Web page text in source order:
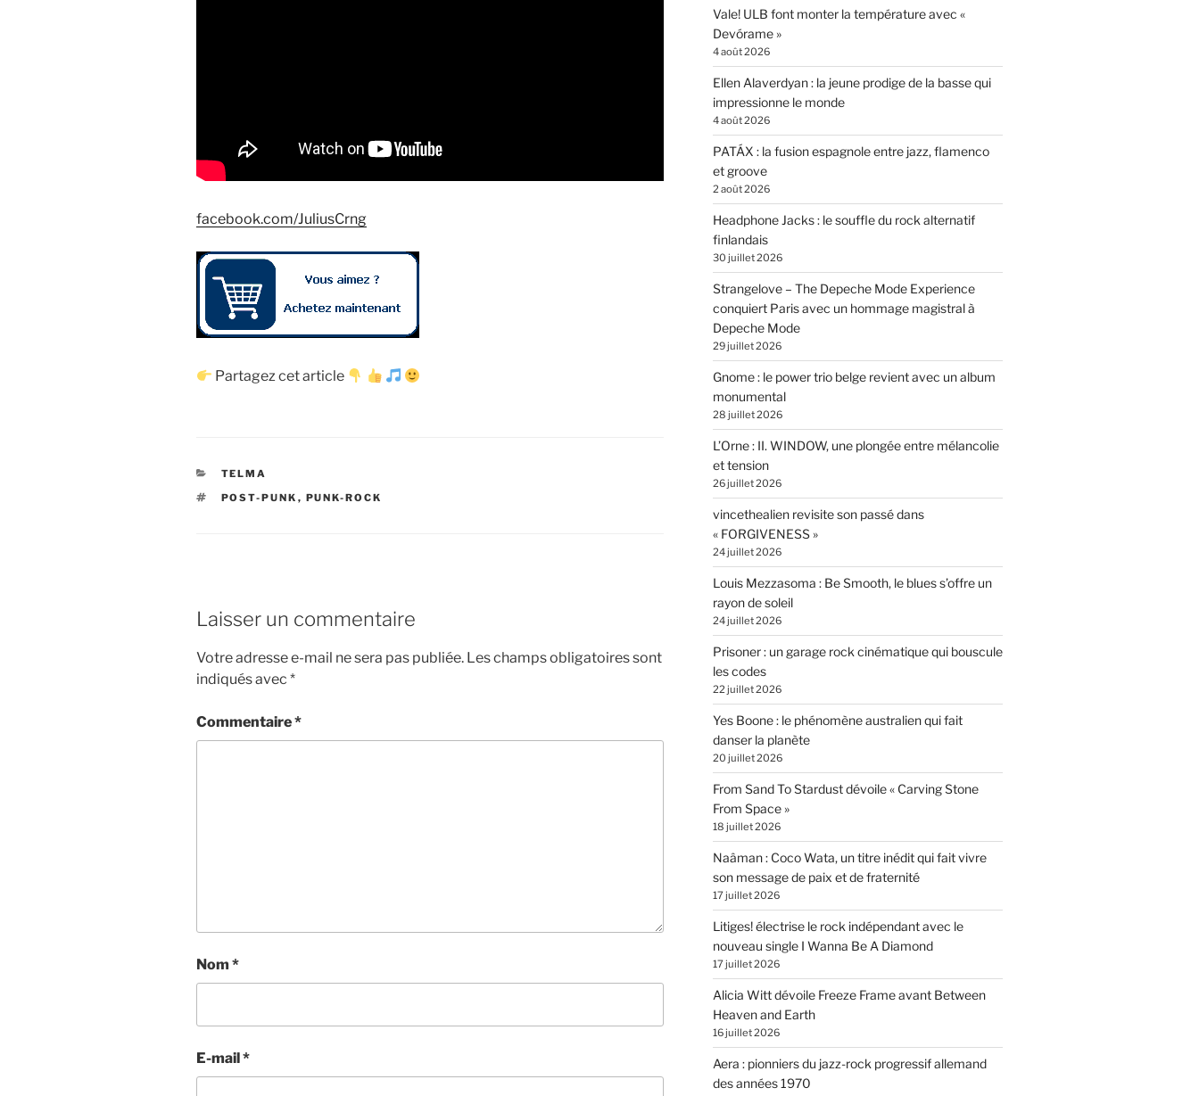
facebook.com/JuliusCrng
Partagez cet article
CATÉGORIES
TELMA
ÉTIQUETTES
POST-PUNK , PUNK-ROCK
Laisser un commentaire
Votre adresse e-mail ne sera pas publiée. Les champs obligatoires sont
indiqués avec *
Commentaire*
Nom *
E-mail*
Vale! ULB font monter la température avec «
Devórame »
4 août 2026
Ellen Alaverdyan : la jeune prodige de la basse qui
impressionne le monde
4 août 2026
PATÁX : la fusion espagnole entre jazz, flamenco
et groove
2 août 2026
Headphone Jacks : le souffle du rock alternatif
finlandais
30 juillet 2026
Strangelove – The Depeche Mode Experience
conquiert Paris avec un hommage magistral à
Depeche Mode
29 juillet 2026
Gnome : le power trio belge revient avec un album
monumental
28 juillet 2026
L’Orne : II. WINDOW, une plongée entre mélancolie
et tension
26 juillet 2026
vincethealien revisite son passé dans
« FORGIVENESS »
24 juillet 2026
Louis Mezzasoma : Be Smooth, le blues s’offre un
rayon de soleil
24 juillet 2026
Prisoner : un garage rock cinématique qui bouscule
les codes
22 juillet 2026
Yes Boone : le phénomène australien qui fait
danser la planète
20 juillet 2026
From Sand To Stardust dévoile « Carving Stone
From Space »
18 juillet 2026
Naâman : Coco Wata, un titre inédit qui fait vivre
son message de paix et de fraternité
17 juillet 2026
Litiges! électrise le rock indépendant avec le
nouveau single I Wanna Be A Diamond
17 juillet 2026
Alicia Witt dévoile Freeze Frame avant Between
Heaven and Earth
16 juillet 2026
Aera : pionniers du jazz-rock progressif allemand
des années 1970